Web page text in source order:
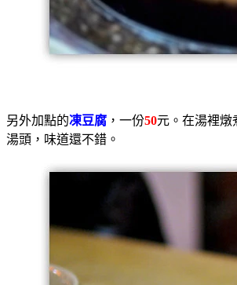
另外加點的凍豆腐 ，一份50元。在湯裡燉
湯頭，味道還不錯。